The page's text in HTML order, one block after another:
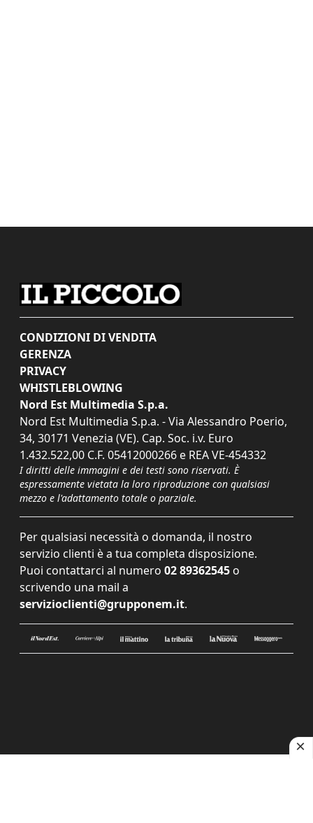
CONDIZIONI DI VENDITA
GERENZA
PRIVACY
WHISTLEBLOWING
Nord Est Multimedia S.p.a.
Nord Est Multimedia S.p.a. - Via Alessandro Poerio,
34, 30171 Venezia (VE). Cap. Soc. i.v. Euro
1.432.522,00 C.F. 05412000266 e REA VE-454332
I diritti delle immagini e dei testi sono riservati. È
espressamente vietata la loro riproduzione con qualsiasi
mezzo e l'adattamento totale o parziale.
Per qualsiasi necessità o domanda, il nostro
servizio clienti è a tua completa disposizione.
Puoi contattarci al numero 02 89362545 o
scrivendo una mail a
servizioclienti@grupponem.it.